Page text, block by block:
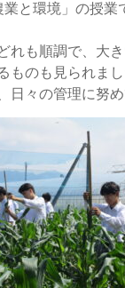
と環境」の授業
れも順調で、大
ものも見られまし
日々の管理に努め